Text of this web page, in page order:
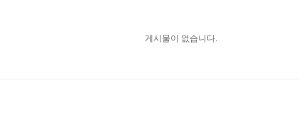
게시물이 없습니다.